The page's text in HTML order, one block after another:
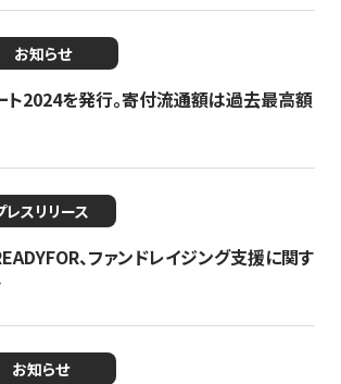
お知らせ
ト2024を発行。寄付流通額は過去最高額
レスリリース
、ファンドレイジング支援に関す
お知らせ